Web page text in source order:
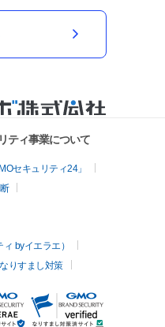
ティ事業について
セキュリティ24」
byイエラエ）
なりすまし対策